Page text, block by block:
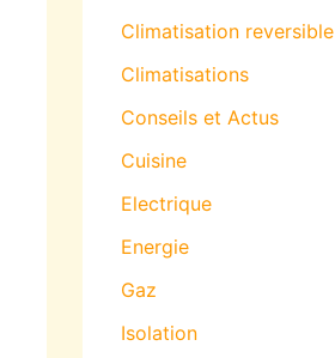
Climatisation reversible
Climatisations
Conseils et Actus
Cuisine
Electrique
Energie
Gaz
Isolation